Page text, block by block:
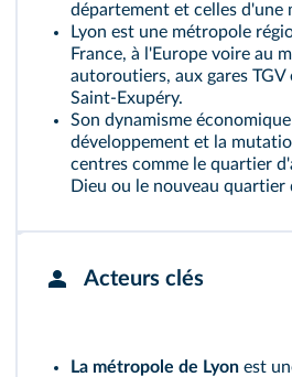
département et celles d'une
Lyon est une métropole
France, à l'Europe voire au
autoroutiers, aux gares
Saint‑Exupéry.
Son dynamisme
développement et la
centres comme le quartier
Dieu ou le nouveau quartier
Acteurs clés
La métropole de Lyon est